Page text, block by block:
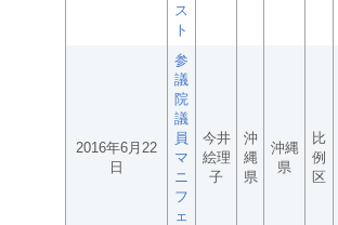
ス
ト
2016年6月22
日
参
議
院
議
員
マ
ニ
フ
ェ
今井
絵理
子
沖
縄
県
沖縄
県
比
例
区